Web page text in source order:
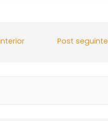
Post seguinte